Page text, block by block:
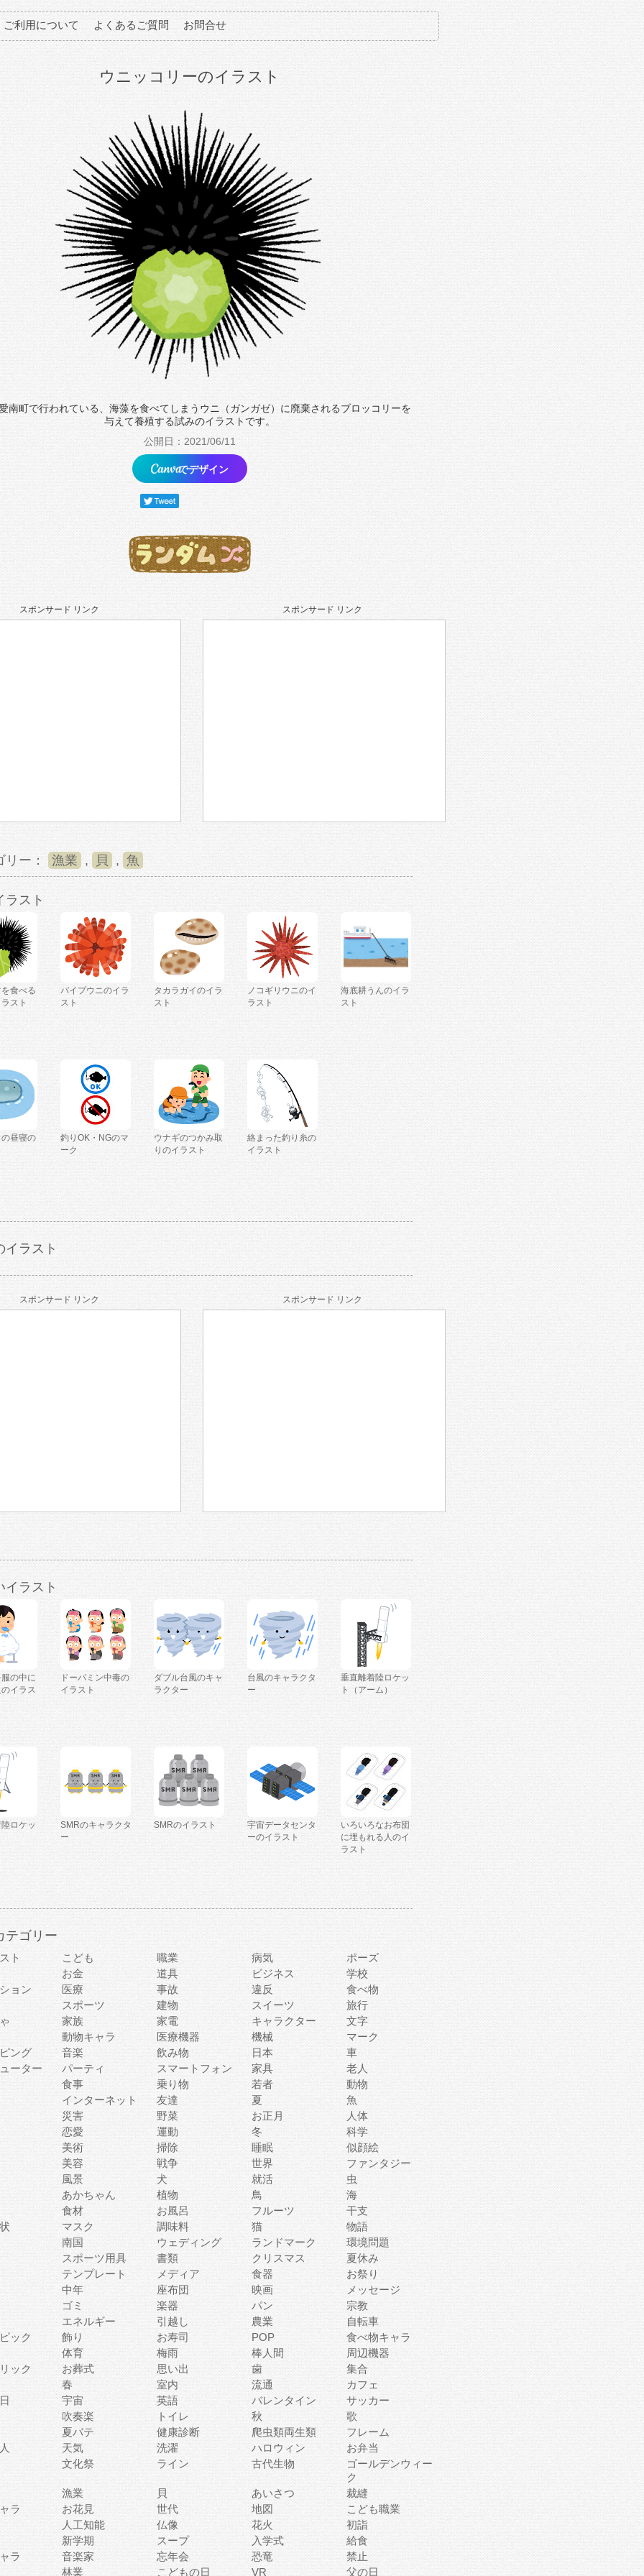
ご利用について よくあるご質問 お問合せ
ウニッコリーのイラスト
南町で行われている、海藻を食べてしまうウニ（ガンガゼ）に廃棄されるブロッコリーを
与えて養殖する試みのイラストです。
公開日：2021/06/11
でデザイン
スポンサード リンク スポンサード リンク
リー： 漁業 , 貝 , 魚
ラスト
食べる
スト
パイプウニのイラ
スト
タカラガイのイラ
スト
ノコギリウニのイ
ラスト
海底耕うんのイラ
スト
昼寝の
釣りOK・NGのマ
ーク
ウナギのつかみ取
りのイラスト
絡まった釣り糸の
イラスト
イラスト
スポンサード リンク スポンサード リンク
イラスト
の中に
イラス
ドーパミン中毒の
イラスト
ダブル台風のキャ
ラクター
台風のキャラクタ
ー
垂直離着陸ロケッ
ト（アーム）
ロケッ
SMRのキャラクタ
ー
SMRのイラスト
宇宙データセンタ
ーのイラスト
いろいろなお布団
に埋もれる人のイ
ラスト
テゴリー
ト こども 職業 病気
ポーズ
お金
道具 ビジネス
学校
ョン
医療 事故 違反
食べ物
スポーツ
建物 スイーツ
旅行
家族 家電 キャラクター
文字
動物キャラ
医療機器 機械
マーク
ング
音楽 飲み物 日本
車
ーター
パーティ スマートフォン 家具
老人
食事
乗り物 若者
動物
インターネット
友達 夏
魚
災害
野菜 お正月
人体
恋愛
運動 冬
科学
美術
掃除 睡眠
似顔絵
美容
戦争 世界
ファンタジー
風景
犬 就活
虫
あかちゃん
植物 鳥
海
食材
お風呂 フルーツ
干支
マスク 調味料 猫
物語
南国
ウェディング ランドマーク
環境問題
スポーツ用具
書類 クリスマス
夏休み
テンプレート
メディア 食器
お祭り
中年
座布団 映画
メッセージ
ゴミ
楽器 パン
宗教
エネルギー
引越し 農業
自転車
ック
飾り お寿司 POP
食べ物キャラ
体育
梅雨 棒人間
周辺機器
ック
お葬式 思い出 歯
集合
春
室内 流通
カフェ
宇宙 英語 バレンタイン
サッカー
吹奏楽
トイレ 秋
歌
夏バテ
健康診断 爬虫類両生類
フレーム
天気 洗濯 ハロウィン
お弁当
文化祭
ライン 古代生物
ゴールデンウィー
ク
漁業
貝 あいさつ
裁縫
ラ
お花見 世代 地図
こども職業
人工知能
仏像 花火
初詣
新学期
スープ 入学式
給食
ラ
音楽家 忘年会 恐竜
禁止
林業
こどもの日 VR 父の日